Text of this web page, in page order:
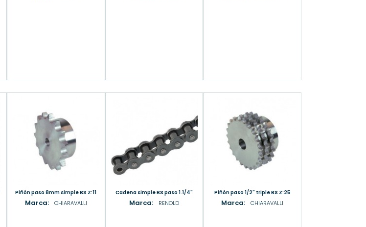
Piñón paso 8mm simple BS Z:11
Marca: CHIARAVALLI
Cadena simple BS paso 1.1/4"
Marca: RENOLD
Piñón paso 1/2" triple BS Z:25
Marca: CHIARAVALLI